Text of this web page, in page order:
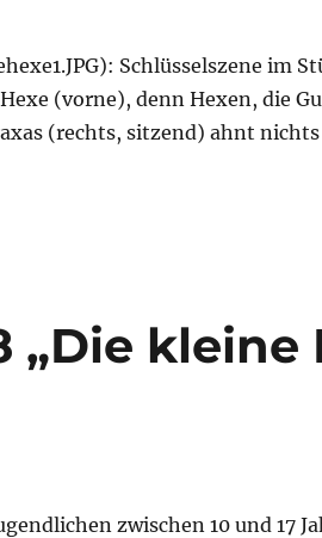
Schlüsselszene im
(vorne), denn Hexen, die
(rechts, sitzend) ahnt nichts
kleine
zwischen 10 und 17